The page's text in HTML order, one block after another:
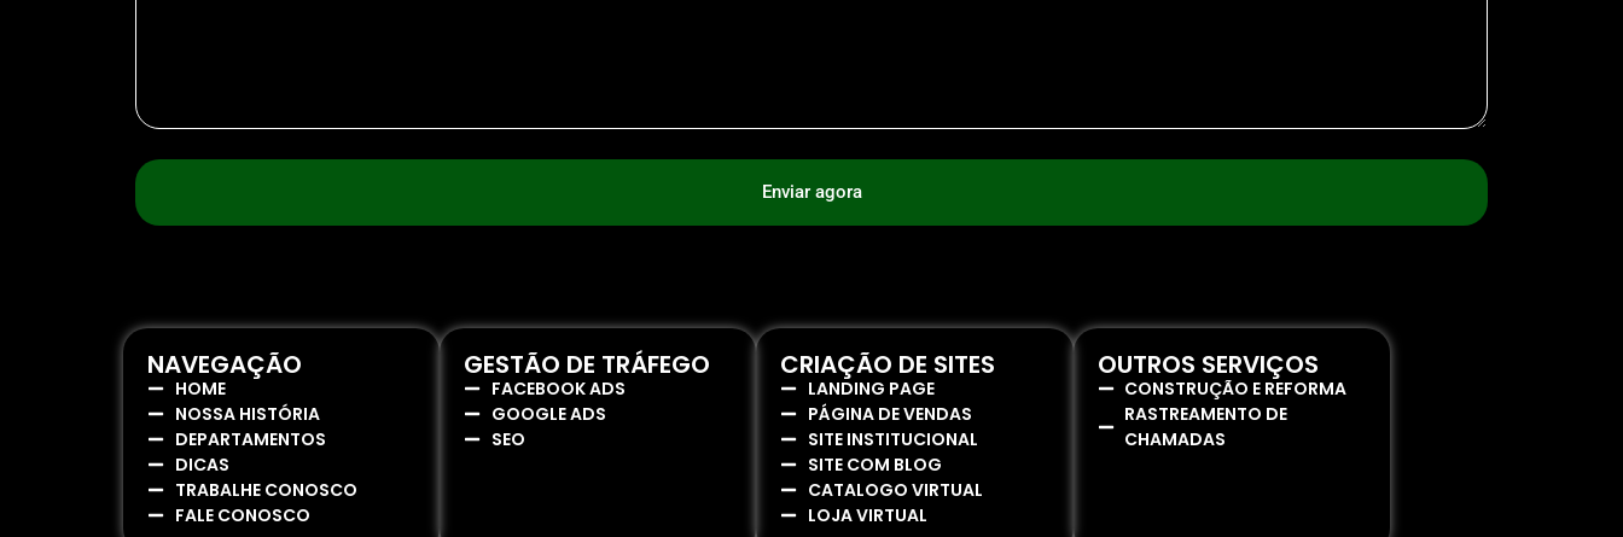
Enviar agora
NAVEGAÇÃO
HOME
NOSSA HISTÓRIA
DEPARTAMENTOS
DICAS
TRABALHE CONOSCO
FALE CONOSCO
GESTÃO DE TRÁFEGO
FACEBOOK ADS
GOOGLE ADS
SEO
CRIAÇÃO DE SITES
LANDING PAGE
PÁGINA DE VENDAS
SITE INSTITUCIONAL
SITE COM BLOG
CATALOGO VIRTUAL
LOJA VIRTUAL
OUTROS SERVIÇOS
CONSTRUÇÃO E REFORMA
RASTREAMENTO DE
CHAMADAS